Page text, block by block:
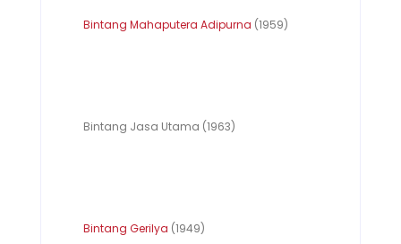
Bintang Mahaputera Adipurna (1959)
Bintang Jasa Utama (1963)
Bintang Gerilya (1949)